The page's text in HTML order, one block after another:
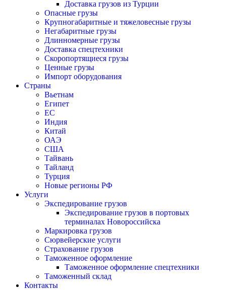
Доставка грузов из Турции
Опасные грузы
Крупногабаритные и тяжеловесные грузы
Негабаритные грузы
Длинномерные грузы
Доставка спецтехники
Скоропортящиеся грузы
Ценные грузы
Импорт оборудования
Страны
Вьетнам
Египет
ЕС
Индия
Китай
ОАЭ
США
Тайвань
Тайланд
Турция
Новые регионы РФ
Услуги
Экспедирование грузов
Экспедирование грузов в портовых
терминалах Новороссийска
Маркировка грузов
Сюрвейерские услуги
Страхование грузов
Таможенное оформление
Таможенное оформление спецтехники
Таможенный склад
Контакты